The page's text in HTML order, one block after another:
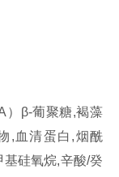
）β-葡聚糖,褐藻
,血清蛋白,烟酰
基硅氧烷,辛酸/癸